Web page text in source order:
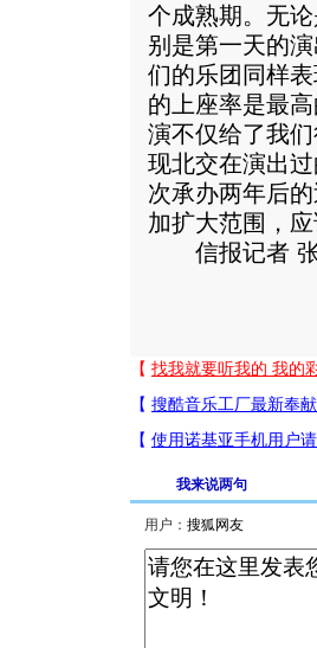
个成熟期。无
别是第一天的
们的乐团同样
的上座率是最
演不仅给了我
现北交在演出
次承办两年后
加扩大范围，
信报记者 张
我来说两句
用户：